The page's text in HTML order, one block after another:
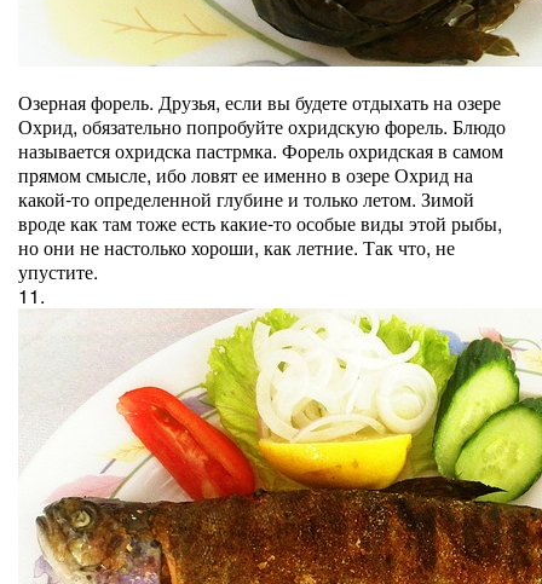
Озерная форель. Друзья, если вы будете отдыхать на озере
Охрид, обязательно попробуйте охридскую форель. Блюдо
называется охридска пастрмка. Форель охридская в самом
прямом смысле, ибо ловят ее именно в озере Охрид на
какой-то определенной глубине и только летом. Зимой
вроде как там тоже есть какие-то особые виды этой рыбы,
но они не настолько хороши, как летние. Так что, не
упустите.
11.